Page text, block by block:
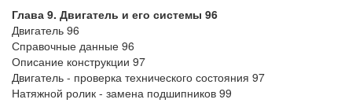
Глава 9. Двигатель и его системы 96
Двигатель 96
Справочные данные 96
Описание конструкции 97
Двигатель - проверка технического состояния 97
Натяжной ролик - замена подшипников 99